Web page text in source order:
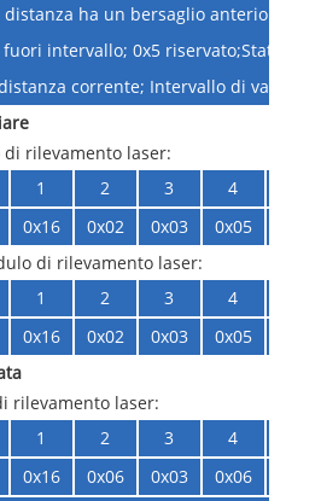
ha un bersaglio anteriore e
intervallo; 0x5 riservato;Status_
corrente; Intervallo di valori
rilevamento laser:
1 2 3 4
0x16 0x02 0x03 0x05
di rilevamento laser:
1 2 3 4
0x16 0x02 0x03 0x05
rilevamento laser:
1 2 3 4
0x16 0x06 0x03 0x06